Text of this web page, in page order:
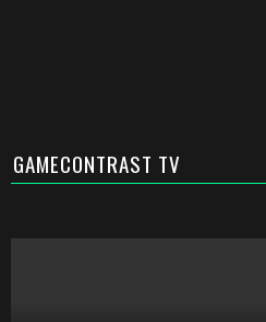
GAMECONTRAST TV